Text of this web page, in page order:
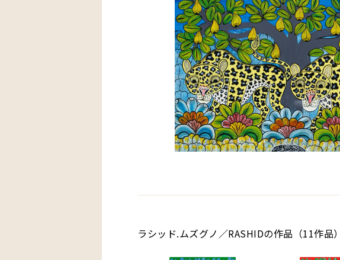
ラシッド.ムズグノ／RASHIDの作品（11作品）